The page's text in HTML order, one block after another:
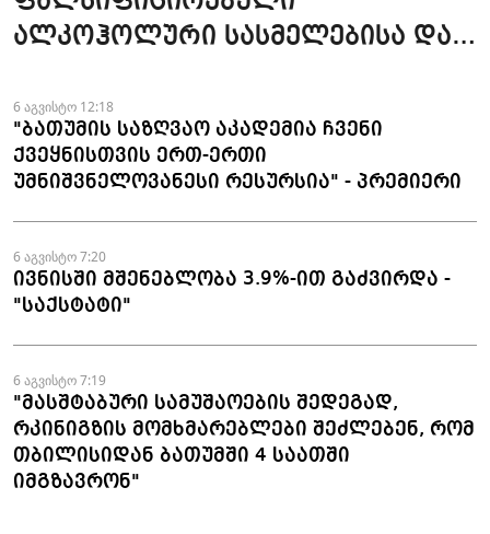
ალკოჰოლური სასმელებისა და
დამზადება-გასაღების ფაქტზე 3
პირი დააკავა
6 აგვისტო 12:18
"ბათუმის საზღვაო აკადემია ჩვენი
ქვეყნისთვის ერთ-ერთი
უმნიშვნელოვანესი რესურსია" - პრემიერი
6 აგვისტო 7:20
ივნისში მშენებლობა 3.9%-ით გაძვირდა -
"საქსტატი"
6 აგვისტო 7:19
"მასშტაბური სამუშაოების შედეგად,
რკინიგზის მომხმარებლები შეძლებენ, რომ
თბილისიდან ბათუმში 4 საათში
იმგზავრონ"